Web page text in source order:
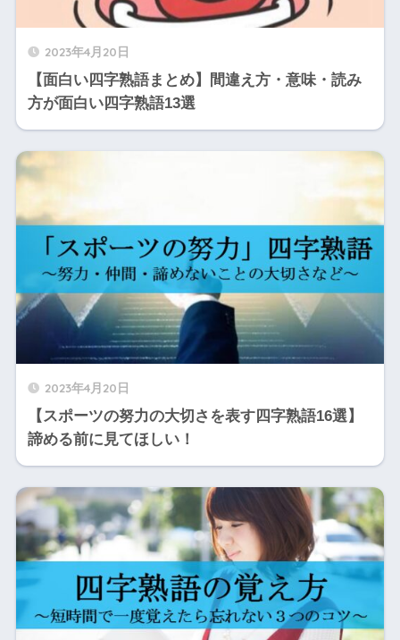
2023年4月20日
【面白い四字熟語まとめ】間違え方・意味・読み
方が面白い四字熟語13選
2023年4月20日
【スポーツの努力の大切さを表す四字熟語16選】
諦める前に見てほしい！